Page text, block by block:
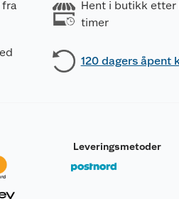
Hent i butikk etter
timer
120 dagers åpent
Leveringsmetoder